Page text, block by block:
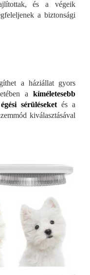
és a végeik
a biztonsági
a háziállat gyors
a
kíméletesebb
sérüléseket és a
kiválasztásával